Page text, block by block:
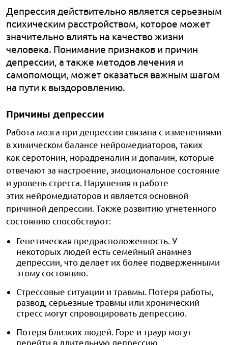
Депрессия действительно является серьезным
психическим расстройством, которое может
значительно влиять на качество жизни
человека. Понимание признаков и причин
депрессии, а также методов лечения и
самопомощи, может оказаться важным шагом
на пути к выздоровлению.
Причины депрессии
Работа мозга при депрессии связана с изменениями
в химическом балансе нейромедиаторов, таких
как серотонин, норадреналин и допамин, которые
отвечают за настроение, эмоциональное состояние
и уровень стресса. Нарушения в работе
этих нейромедиаторов и является основной
причиной депрессии. Также развитию угнетенного
состоянию способствуют:
Генетическая предрасположенность. У
некоторых людей есть семейный анамнез
депрессии, что делает их более подверженными
этому состоянию.
Стрессовые ситуации и травмы. Потеря работы,
развод, серьезные травмы или хронический
стресс могут спровоцировать депрессию.
Потеря близких людей. Горе и траур могут
перейти в длительную депрессию.